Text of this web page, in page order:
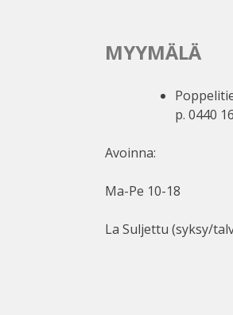
MYYMÄLÄ
p. 0440
Avoinna:
Ma-Pe 10-18
La Suljettu (syksy/